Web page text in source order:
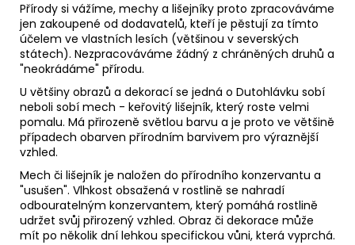
Přírody si vážíme, mechy a lišejníky proto zpracováváme
jen zakoupené od dodavatelů, kteří je pěstují za tímto
účelem ve vlastních lesích (většinou v severských
státech). Nezpracováváme žádný z chráněných druhů a
"neokrádáme" přírodu.
U většiny obrazů a dekorací se jedná o Dutohlávku sobí
neboli sobí mech - keřovitý lišejník, který roste velmi
pomalu. Má přirozeně světlou barvu a je proto ve většině
případech obarven přírodním barvivem pro výraznější
vzhled.
Mech či lišejník je naložen do přírodního konzervantu a
"usušen". Vlhkost obsažená v rostlině se nahradí
odbouratelným konzervantem, který pomáhá rostlině
udržet svůj přirozený vzhled. Obraz či dekorace může
mít po několik dní lehkou specifickou vůni, která vyprchá.